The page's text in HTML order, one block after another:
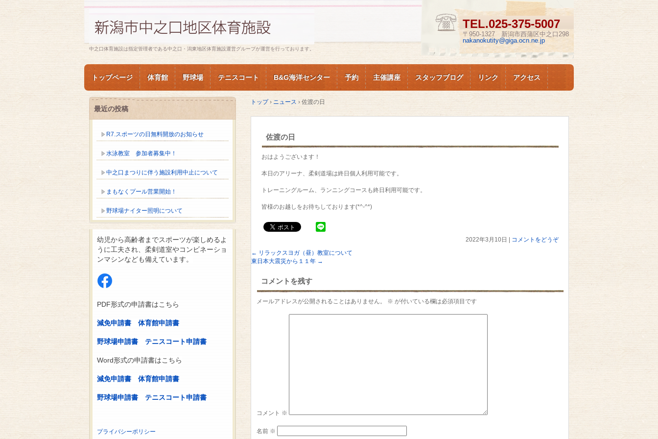
中之口体育施設は指定管理者である中之口・潟東地区体育施設運営グループが運営を行っております。
TEL.025-375-5007
〒950-1327 新潟市西蒲区中之口298
nakanokutity@giga.ocn.ne.jp
トップページ 体育館 野球場 テニスコート B&G海洋センター 予約 主催講座 スタッフブログ リンク アクセス
トップ › ニュース › 佐渡の日
佐渡の日
おはようございます！
本日のアリーナ、柔剣道場は終日個人利用可能です。
トレーニングルーム、ランニングコースも終日利用可能です。
皆様のお越しをお待ちしております(*^-^*)
2022年3月10日
コメントをどうぞ
← リラックスヨガ（昼）教室について
東日本大震災から１１年 →
コメントを残す
メールアドレスが公開されることはありません。 ※ が付いている欄は必須項目です
コメント ※
名前 ※
最近の投稿
R7.スポーツの日無料開放のお知らせ
水泳教室 参加者募集中！
中之口まつりに伴う施設利用中止について
まもなくプール営業開始！
野球場ナイター照明について
幼児から高齢者までスポーツが楽しめるよ
うに工夫され、柔剣道室やコンビネーショ
ンマシンなども備えています。
PDF形式の申請書はこちら
減免申請書 体育館申請書
野球場申請書 テニスコート申請書
Word形式の申請書はこちら
減免申請書 体育館申請書
野球場申請書 テニスコート申請書
プライバシーポリシー